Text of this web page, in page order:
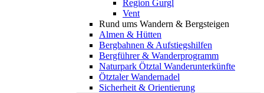
Region Gurgl
Vent
Rund ums Wandern & Bergsteigen
Almen & Hütten
Bergbahnen & Aufstiegshilfen
Bergführer & Wanderprogramm
Naturpark Ötztal Wanderunterkünfte
Ötztaler Wandernadel
Sicherheit & Orientierung